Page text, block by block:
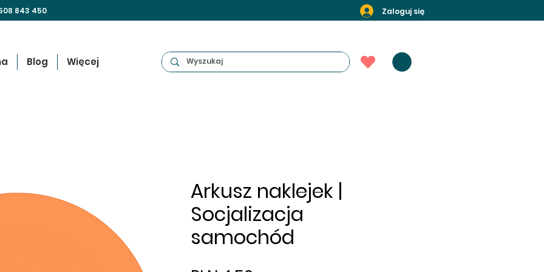
843 450 Zaloguj się
Blog Więcej
Arkusz naklejek |
Socjalizacja
samochód